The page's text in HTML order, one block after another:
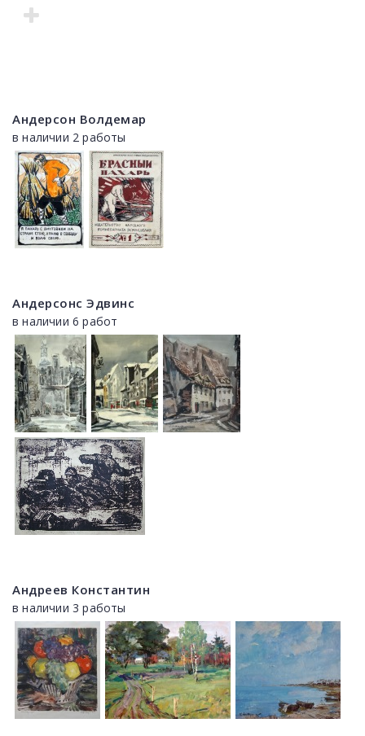
Андерсон Волдемар
в наличии 2 работы
Андерсонс Эдвинс
в наличии 6 работ
Андреев Константин
в наличии 3 работы